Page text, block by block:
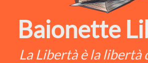
Baionette
La Libertà è la libertà